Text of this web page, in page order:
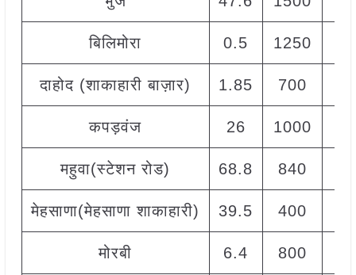
बिलिमोरा 0.5 1250
दाहोद (शाकाहारी बाज़ार) 1.85 700
कपड़वंज 26 1000
महुवा(स्टेशन रोड) 68.8 840
मेहसाणा(मेहसाणा शाकाहारी) 39.5 400
मोरबी 6.4 800